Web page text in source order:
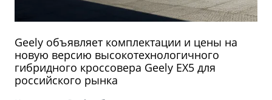
Geely объявляет комплектации и цены на
новую версию высокотехнологичного
гибридного кроссовера Geely EX5 для
российского рынка